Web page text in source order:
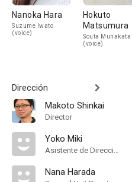
Nanoka Hara
Suzume Iwato
(voice)
Hokuto
Matsumura
Souta Munakata
(voice)
Dirección
Makoto Shinkai
Director
Yoko Miki
Asistente de Dirección
Nana Harada